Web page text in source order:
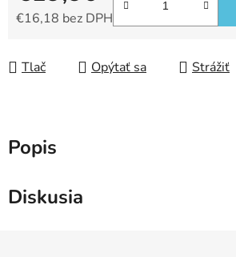
€16,18 bez DPH
Tlač Opýtať sa Strážiť
Popis
Diskusia